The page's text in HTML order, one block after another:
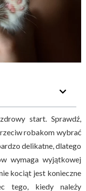
start. Sprawdź,
robakom wybrać
delikatne, dlatego
wymaga wyjątkowej
kociąt jest konieczne
tego, kiedy należy